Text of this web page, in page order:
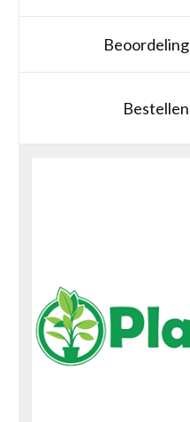
Beoordeling
Bestellen